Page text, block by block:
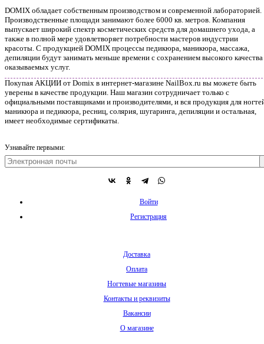
DOMIX обладает собственным производством и современной лабораторией.
Производственные площади занимают более 6000 кв. метров. Компания
выпускает широкий спектр косметических средств для домашнего ухода, а
также в полной мере удовлетворяет потребности мастеров индустрии
красоты. С продукцией DOMIX процессы педикюра, маникюра, массажа,
депиляции будут занимать меньше времени с сохранением высокого качества
оказываемых услуг.
Покупая АКЦИИ от Domix в интернет-магазине NailBox.ru вы можете быть
уверены в качестве продукции. Наш магазин сотрудничает только с
официальными поставщиками и производителями, и вся продукция для
маникюра и педикюра, ресниц, солярия, шугаринга, депиляции и остальная,
имеет необходимые сертификаты.
Узнавайте первыми:
Войти
Регистрация
Доставка
Оплата
Ногтевые магазины
Контакты и реквизиты
Вакансии
О магазине